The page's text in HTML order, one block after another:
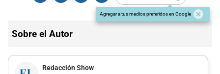
Agregar a tus medios preferidos en Google
Sobre el Autor
Redacción Show